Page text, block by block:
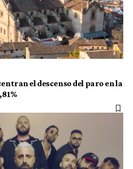
el descenso del paro en la